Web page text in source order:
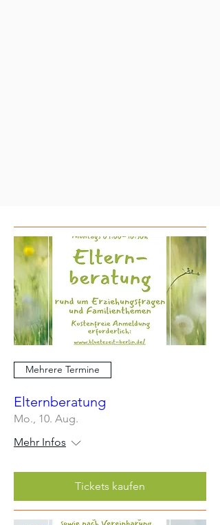
Mehrere Termine
Elternberatung
Mo., 10. Aug.
Mehr Infos
Tickets kaufen